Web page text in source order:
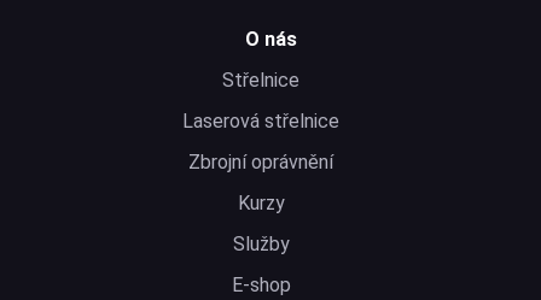
O nás
Střelnice
Laserová střelnice
Zbrojní oprávnění
Kurzy
Služby
E-shop